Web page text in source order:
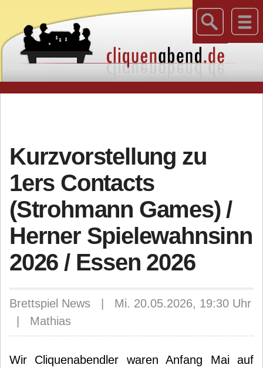
Kurzvorstellung zu
1ers Contacts
(Strohmann Games) /
Herner Spielewahnsinn
2026 / Essen 2026
Brettspiel News | Mi. 20.05.2026, 19:30 Uhr
| Mathias
Wir Cliquenabendler waren Anfang Mai auf